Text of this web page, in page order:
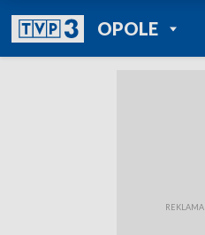
OPOLEPOWRÓT DO
TVP REGIONY